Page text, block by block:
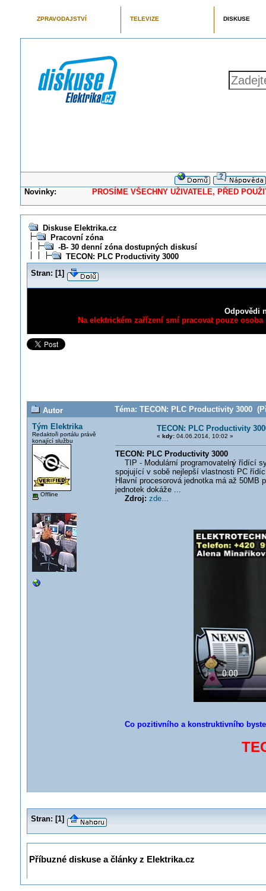
ZPRAVODAJSTVÍ TELEVIZE DISKUSE
Novinky: PROSÍME VŠECHNY UŽIVATELE, PŘED
Diskuse Elektrika.cz
Pracovní zóna
-B- 30 denní zóna dostupných diskusí
TECON: PLC Productivity 3000
Stran: [1]
Odpovědi
Na elektrickém zařízení smí pracovat pouze
Autor
Téma: TECON: PLC Productivity 3000
Tým Elektrika
Redaktoři portálu právě
konající službu
Offline
TECON: PLC Productivity
« kdy:04.06.2014, 10:02 »
TECON: PLC Productivity 3000
TIP - Modulární programovatelný řídící
spojující v sobě nejlepší vlastnosti PC
Hlavní procesorová jednotka má až
jednotek dokáže ...
Zdroj: zde...
Co pozitivního a konstruktivního
Stran: [1]
Příbuzné diskuse a články z Elektrika.cz